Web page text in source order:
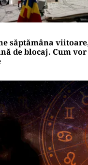
săptămâna
de blocaj. Cum